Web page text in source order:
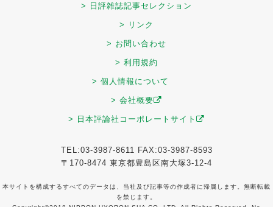
> 日評雑誌記事セレクション
> リンク
> お問い合わせ
> 利用規約
> 個人情報について
> 会社概要
> 日本評論社コーポレートサイト
TEL:03-3987-8611 FAX:03-3987-8593
〒170-8474 東京都豊島区南大塚3-12-4
本サイトを構成するすべてのデータは、当社及び記事等の作成者に帰属します。無断転載
を禁じます。